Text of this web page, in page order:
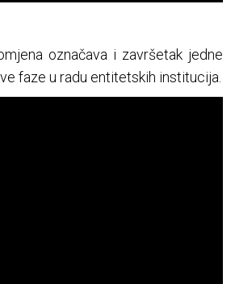
označava i završetak jedne
faze u radu entitetskih institucija.